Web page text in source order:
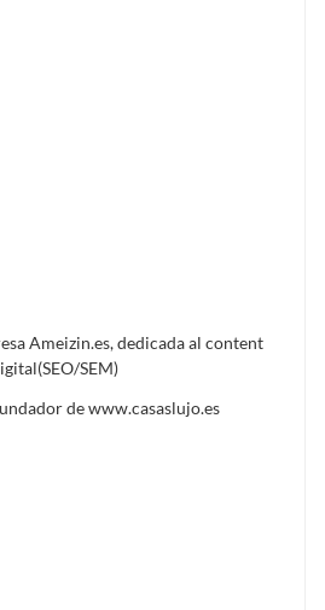
Ameizin.es, dedicada al content
SEM)
de www.casaslujo.es